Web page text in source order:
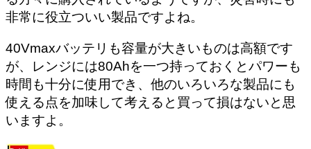
非常に役立ついい製品ですよね。
40Vmaxバッテリも容量が大きいものは高額です
が、レンジには80Ahを一つ持っておくとパワーも
時間も十分に使用でき、他のいろいろな製品にも
使える点を加味して考えると買って損はないと思
いますよ。